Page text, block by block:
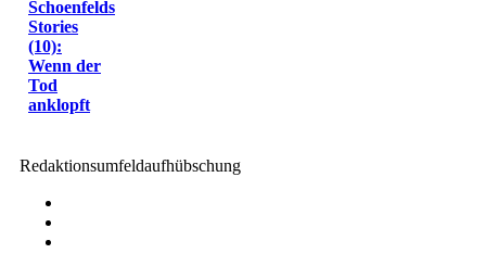
Schoenfelds
Stories
(10):
Wenn der
Tod
anklopft
Redaktionsumfeldaufhübschung